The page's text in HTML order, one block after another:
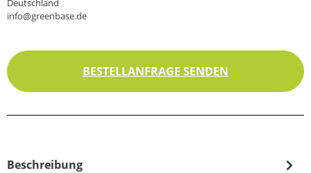
Deutschland
info@greenbase.de
BESTELLANFRAGE SENDEN
Beschreibung